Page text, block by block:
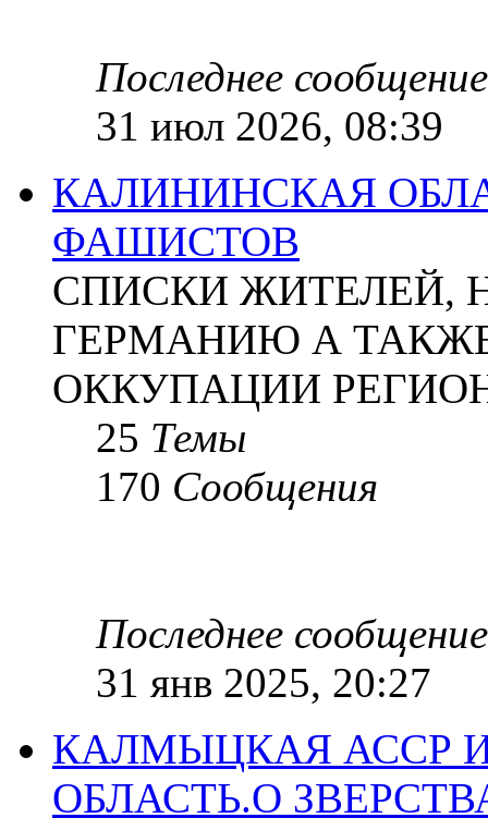
Последнее сообщение
31 июл 2026, 08:39
КАЛИНИНСКАЯ
ФАШИСТОВ
СПИСКИ ЖИТЕЛЕЙ,
ГЕРМАНИЮ А
ОККУПАЦИИ
25 Темы
170 Сообщения
Последнее сообщение
31 янв 2025, 20:27
КАЛМЫЦКАЯ АССР
ОБЛАСТЬ.О